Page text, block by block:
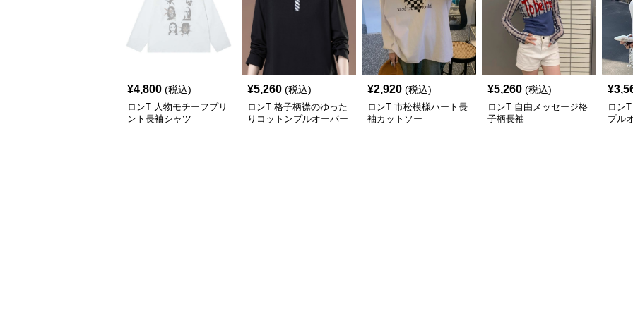
¥4,800 (税込)
ロンT 人物モチーフプリ
ント長袖シャツ
¥5,260 (税込)
ロンT 格子柄襟のゆった
りコットンプルオーバー
¥2,920 (税込)
ロンT 市松模様ハート長
袖カットソー
¥5,260 (税込)
ロンT 自由メッセージ格
子柄長袖
¥
ロン
プル